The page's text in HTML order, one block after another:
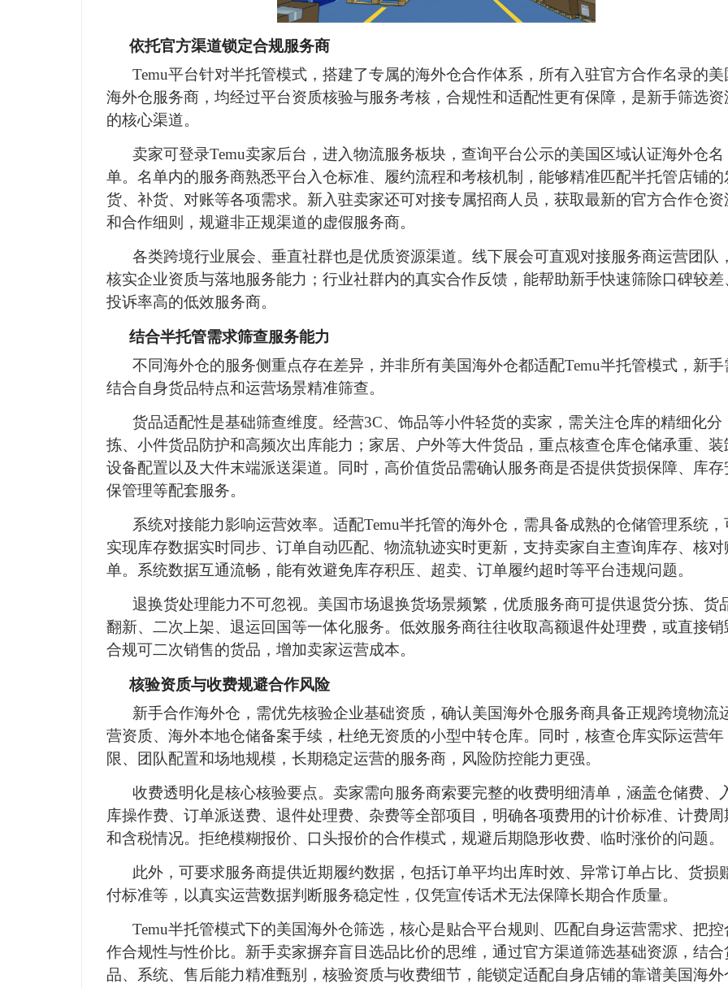
依托官方渠道锁定合规服务商
Temu平台针对半托管模式，搭建了专属的海外仓合作体系，所有入驻官方合作名录的美
海外仓服务商，均经过平台资质核验与服务考核，合规性和适配性更有保障，是新手筛选资
的核心渠道。
卖家可登录Temu卖家后台，进入物流服务板块，查询平台公示的美国区域认证海外仓名
单。名单内的服务商熟悉平台入仓标准、履约流程和考核机制，能够精准匹配半托管店铺的
货、补货、对账等各项需求。新入驻卖家还可对接专属招商人员，获取最新的官方合作仓资
和合作细则，规避非正规渠道的虚假服务商。
各类跨境行业展会、垂直社群也是优质资源渠道。线下展会可直观对接服务商运营团队，
核实企业资质与落地服务能力；行业社群内的真实合作反馈，能帮助新手快速筛除口碑较差
投诉率高的低效服务商。
结合半托管需求筛查服务能力
不同海外仓的服务侧重点存在差异，并非所有美国海外仓都适配Temu半托管模式，新手
结合自身货品特点和运营场景精准筛查。
货品适配性是基础筛查维度。经营3C、饰品等小件轻货的卖家，需关注仓库的精细化分
拣、小件货品防护和高频次出库能力；家居、户外等大件货品，重点核查仓库仓储承重、装
设备配置以及大件末端派送渠道。同时，高价值货品需确认服务商是否提供货损保障、库存
保管理等配套服务。
系统对接能力影响运营效率。适配Temu半托管的海外仓，需具备成熟的仓储管理系统，
实现库存数据实时同步、订单自动匹配、物流轨迹实时更新，支持卖家自主查询库存、核对
单。系统数据互通流畅，能有效避免库存积压、超卖、订单履约超时等平台违规问题。
退换货处理能力不可忽视。美国市场退换货场景频繁，优质服务商可提供退货分拣、货
翻新、二次上架、退运回国等一体化服务。低效服务商往往收取高额退件处理费，或直接销
合规可二次销售的货品，增加卖家运营成本。
核验资质与收费规避合作风险
新手合作海外仓，需优先核验企业基础资质，确认美国海外仓服务商具备正规跨境物流
营资质、海外本地仓储备案手续，杜绝无资质的小型中转仓库。同时，核查仓库实际运营年
限、团队配置和场地规模，长期稳定运营的服务商，风险防控能力更强。
收费透明化是核心核验要点。卖家需向服务商索要完整的收费明细清单，涵盖仓储费、
库操作费、订单派送费、退件处理费、杂费等全部项目，明确各项费用的计价标准、计费周
和含税情况。拒绝模糊报价、口头报价的合作模式，规避后期隐形收费、临时涨价的问题。
此外，可要求服务商提供近期履约数据，包括订单平均出库时效、异常订单占比、货损
付标准等，以真实运营数据判断服务稳定性，仅凭宣传话术无法保障长期合作质量。
Temu半托管模式下的美国海外仓筛选，核心是贴合平台规则、匹配自身运营需求、把控
作合规性与性价比。新手卖家摒弃盲目选品比价的思维，通过官方渠道筛选基础资源，结合
品、系统、售后能力精准甄别，核验资质与收费细节，能锁定适配自身店铺的靠谱美国海外